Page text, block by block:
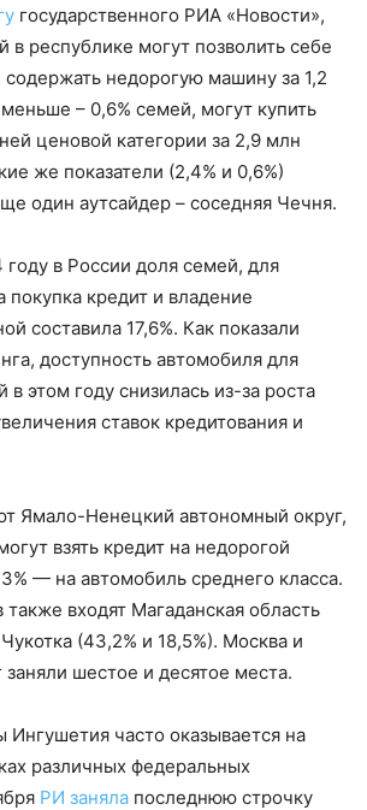
государственного РИА «Новости»,
в республике могут позволить себе
содержать недорогую машину за 1,2
– 0,6% семей, могут купить
ценовой категории за 2,9 млн
же показатели (2,4% и 0,6%)
один аутсайдер – соседняя Чечня.
в России доля семей, для
покупка кредит и владение
составила 17,6%. Как показали
доступность автомобиля для
в этом году снизилась из-за роста
ставок кредитования и
Ямало-Ненецкий автономный округ,
взять кредит на недорогой
— на автомобиль среднего класса.
входят Магаданская область
(43,2% и 18,5%). Москва и
шестое и десятое места.
Ингушетия часто оказывается на
различных федеральных
РИ заняла последнюю строчку